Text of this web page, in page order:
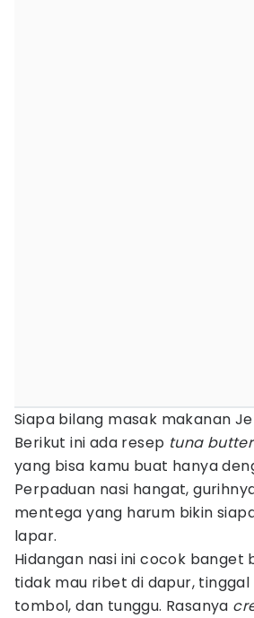
Siapa bilang masak makanan
Berikut ini ada resep tuna
yang bisa kamu buat hanya
Perpaduan nasi hangat,
mentega yang harum bikin
lapar.
Hidangan nasi ini cocok banget
tidak mau ribet di dapur,
tombol, dan tunggu. Rasanya